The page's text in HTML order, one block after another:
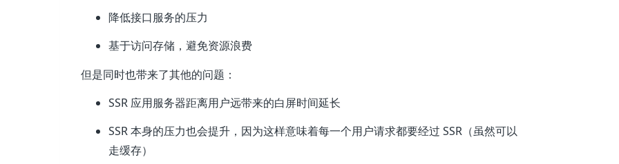
降低接口服务的压力
基于访问存储，避免资源浪费
但是同时也带来了其他的问题：
SSR 应用服务器距离用户远带来的白屏时间延长
SSR 本身的压力也会提升，因为这样意味着每一个用户请求都要经过 SSR（虽然可以
走缓存）